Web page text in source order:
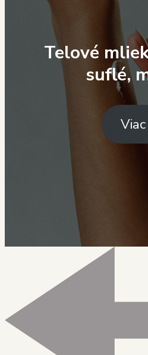
Telové
suflé,
Viac
článku